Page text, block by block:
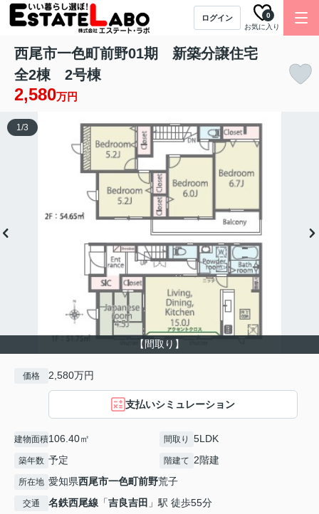
ログイン
お気に入り
0
西尾市一色町前野01期 新築分譲住宅
全2棟 2号棟
2,580万円
【間取り】
1/3
価格 2,580万円
支払いシミュレーション
建物面積106.40㎡ 間取り 5LDK
築年数 予定 階建て 2階建
所在地 愛知県西尾市一色町前野荒子
交通 名鉄西尾線 「吉良吉田 」駅 徒歩55分